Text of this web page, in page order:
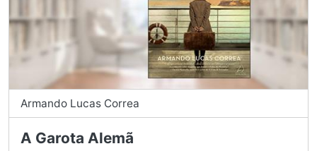
Armando Lucas Correa
A Garota Alemã